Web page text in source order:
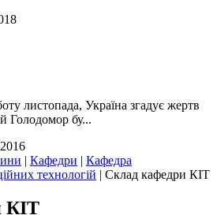
листопада, Україна згадує жертв
Голодомор бу...
| Кафедри | Кафедра
технологій | Склад кафедри КІТ
КІТ